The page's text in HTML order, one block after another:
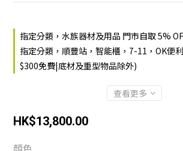
指定分類，水族器材及用品 門市自取 5%
指定分類，順豐站，智能櫃，7-11，OK便
$300免費|底材及重型物品除外)
查看更多
HK$13,800.00
顏色